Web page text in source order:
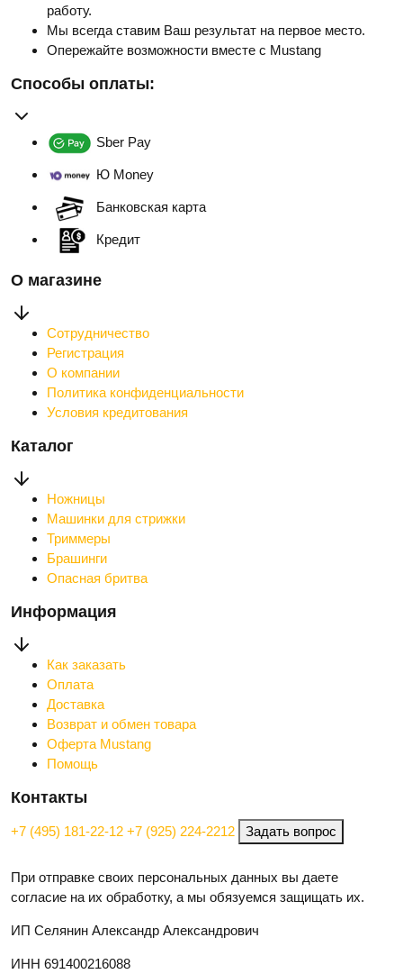
работу.
Мы всегда ставим Ваш результат на первое место.
Опережайте возможности вместе с Mustang
Способы оплаты:
Sber Pay
Ю Money
Банковская карта
Кредит
О магазине
Сотрудничество
Регистрация
О компании
Политика конфиденциальности
Условия кредитования
Каталог
Ножницы
Машинки для стрижки
Триммеры
Брашинги
Опасная бритва
Информация
Как заказать
Оплата
Доставка
Возврат и обмен товара
Оферта Mustang
Помощь
Контакты
+7 (495) 181-22-12 +7 (925) 224-2212 Задать вопрос
При отправке своих персональных данных вы даете
согласие на их обработку, а мы обязуемся защищать их.
ИП Селянин Александр Александрович
ИНН 691400216088